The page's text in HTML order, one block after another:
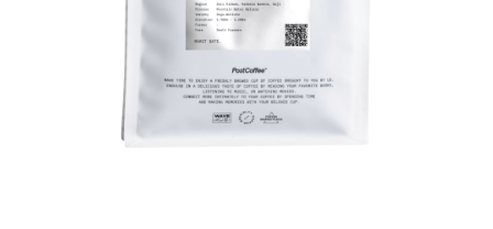
ミルク・フード類